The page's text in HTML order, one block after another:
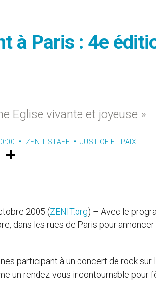
à Paris : 4e
Eglise vivante et joyeuse »
ZENIT STAFF JUSTICE ET PAIX
w
2005 (ZENIT.org) – Avec le
dans les rues de Paris pour
participant à un concert de rock
un rendez-vous incontournable pour